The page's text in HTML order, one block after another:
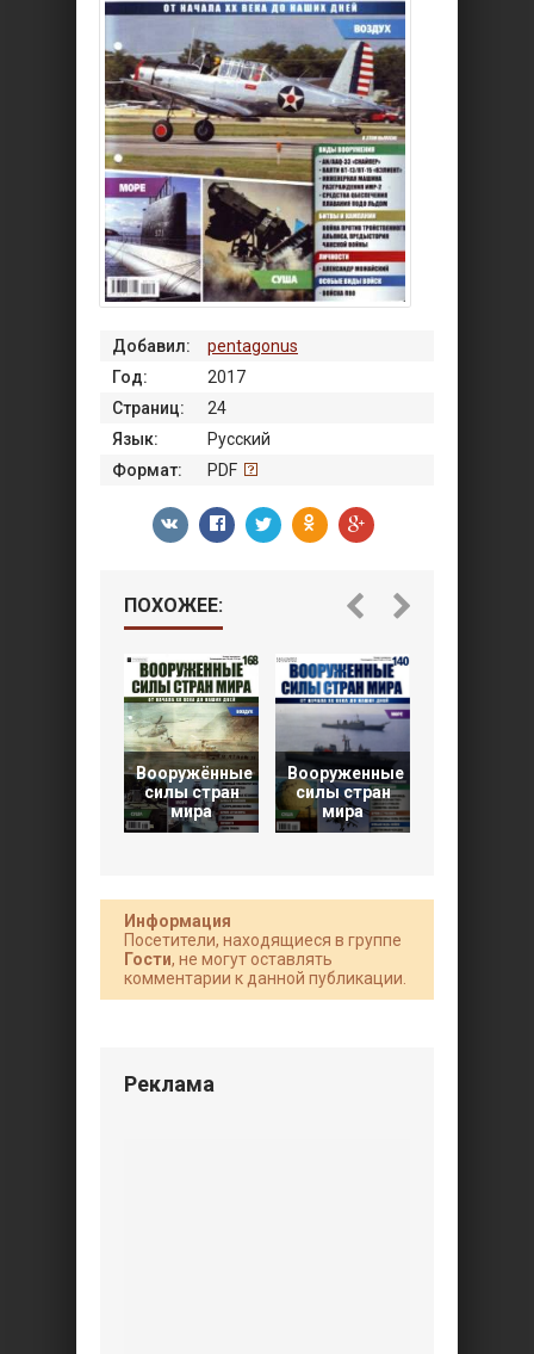
Добавил:
pentagonus
Год:
2017
Страниц:
24
Язык:
Русский
Формат:
PDF
ПОХОЖЕЕ:
Вооружённые
силы стран
мира
Вооруженные
силы стран
мира
Информация
Посетители, находящиеся в группе
Гости, не могут оставлять
комментарии к данной публикации.
Реклама